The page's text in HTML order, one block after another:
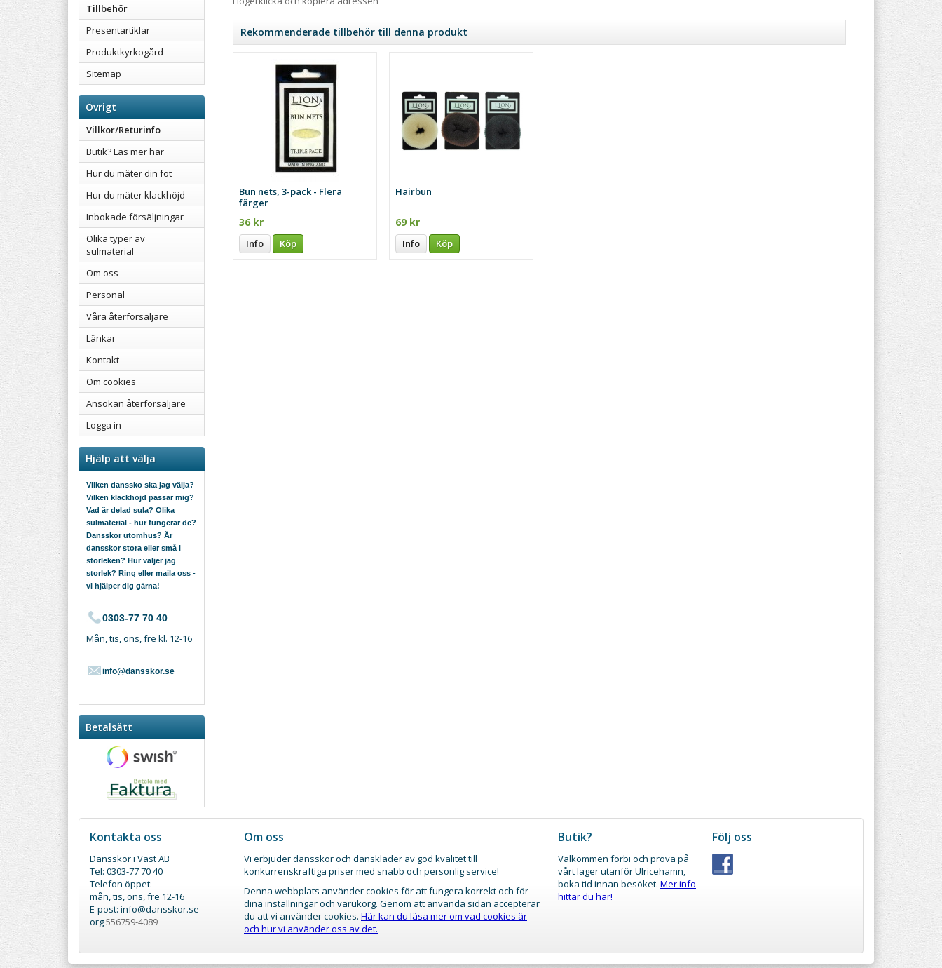
Tillbehör
Presentartiklar
Produktkyrkogård
Sitemap
Övrigt
Villkor/Returinfo
Butik? Läs mer här
Hur du mäter din fot
Hur du mäter klackhöjd
Inbokade försäljningar
Olika typer av
sulmaterial
Om oss
Personal
Våra återförsäljare
Länkar
Kontakt
Om cookies
Ansökan återförsäljare
Logga in
Hjälp att välja
Vilken danssko ska jag välja?
Vilken klackhöjd passar mig?
Vad är delad sula? Olika
sulmaterial - hur fungerar de?
Dansskor utomhus? Är
dansskor stora eller små i
storleken? Hur väljer jag
storlek? Ring eller maila oss -
vi hjälper dig gärna!
0303-77 70 40
Mån, tis, ons, fre kl. 12-16
info@dansskor.se
Betalsätt
Rekommenderade tillbehör till denna produkt
Bun nets, 3-pack - Flera
färger
36 kr
Info Köp
Hairbun
69 kr
Info Köp
Kontakta oss
Dansskor i Väst AB
Tel: 0303-77 70 40
Telefon öppet:
mån, tis, ons, fre 12-16
E-post: info@dansskor.se
org556759-4089
Följ oss
Butik?
Välkommen förbi och prova på
vårt lager utanför Ulricehamn,
boka tid innan besöket. Mer info
hittar du här!
Om oss
Vi erbjuder dansskor och danskläder av god kvalitet till
konkurrenskraftiga priser med snabb och personlig service!
Denna webbplats använder cookies för att fungera korrekt och för
dina inställningar och varukorg. Genom att använda sidan accepterar
du att vi använder cookies. Här kan du läsa mer om vad cookies är
och hur vi använder oss av det.